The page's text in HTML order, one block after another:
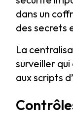
dans un
des secrets
La
surveiller
aux scripts